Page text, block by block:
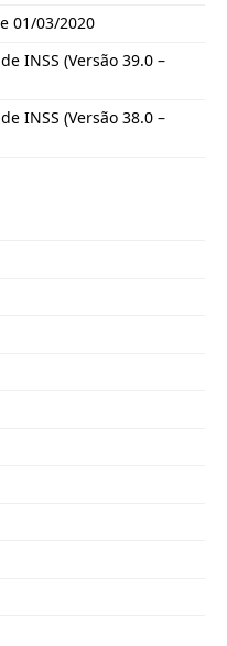
01/03/2020
INSS (Versão 39.0 –
INSS (Versão 38.0 –